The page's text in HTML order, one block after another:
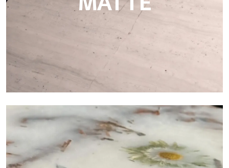
Matte
Ultralight Matte es una placa decorativa con acabado satinado
mate que emula la elegancia táctil de los mármoles y las
piedras lisas, a partir de escaneos de placas de material
natural.